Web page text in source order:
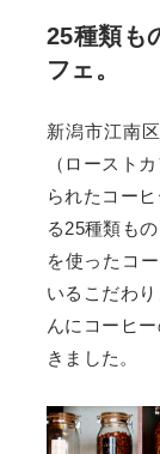
25種類も
フェ。
新潟市江南
（ロースト
られたコー
る25種類も
を使ったコ
いるこだわ
んにコーヒ
きました。